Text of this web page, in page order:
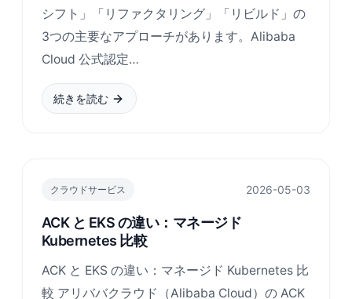
シフト」「リファクタリング」「リビルド」の
3つの主要なアプローチがあります。Alibaba
Cloud 公式認定…
続きを読む
クラウドサービス 2026-05-03
ACK と EKS の違い：マネージド
Kubernetes 比較
ACK と EKS の違い：マネージド Kubernetes 比
較 アリババクラウド（Alibaba Cloud）の ACK